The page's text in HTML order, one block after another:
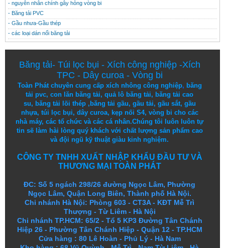
- nguyên nhân chính gây hỏng vòng bi
- Băng tải PVC
- Gầu nhưa-Gầu thép
- các loại dán nối băng tải
Băng tải- Túi lọc bụi - Xích công nghiệp-Xích
TPC - Dây curoa - Vòng bi
Toàn Phát chuyên cung cấp xích nhông công nghiệp, băng
tải pvc,con lăn băng tải,quả lô băng tải, băng tải cao
su, băng tải lõi thép,băng tải gầu, gầu tải, gầu sắt, gầu
nhựa, túi lọc bụi, dây curoa, kẹp nối S4, vòng bi cho các
nhà máy, các tổ chức và các cá nhân.Chúng tôi luôn luôn tự
tin sẽ làm hài lòng quý khách với chất lượng sảnphẩm cao
và đội ngũ kỹ thuật giàu kinh nghiệm.
CÔNG TY TNHH XUẤT NHẬP KHẨU ĐẦU TƯ VÀ
THƯƠNG MẠI TOÀN PHÁT
ĐC: Số 5 ngách 298/26 đường Ngọc Lâm, Phường
Ngọc Lâm, Quận Long Biên, Thành phố Hà Nội.
Chi nhánh Hà Nội: Phòng 603 - CT3A - KĐT Mễ Trì
Thượng - Từ Liêm - Hà Nội
Chi nhánh TP.HCM: 65/2 - Tổ 5 KP3 Đường Tân Chánh
Hiệp 26 - Phường Tân Chánh Hiệp - Quận 12 - TP.HCM
Cửa hàng : 80 Lê Hoàn - Phủ Lý - Hà Nam